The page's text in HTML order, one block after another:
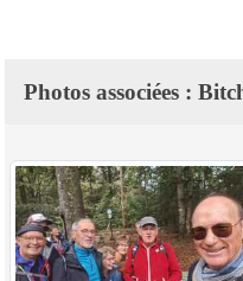
Photos associées :